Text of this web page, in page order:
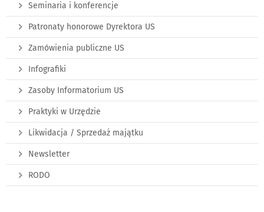
Seminaria i konferencje
Patronaty honorowe Dyrektora US
Zamówienia publiczne US
Infografiki
Zasoby Informatorium US
Praktyki w Urzędzie
Likwidacja / Sprzedaż majątku
Newsletter
RODO